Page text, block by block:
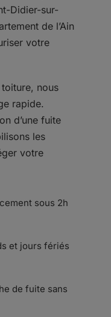
Didier-sur-
de l’Ain
votre
nous
rapide.
d’une fuite
les
votre
sous 2h
et jours fériés
de fuite sans